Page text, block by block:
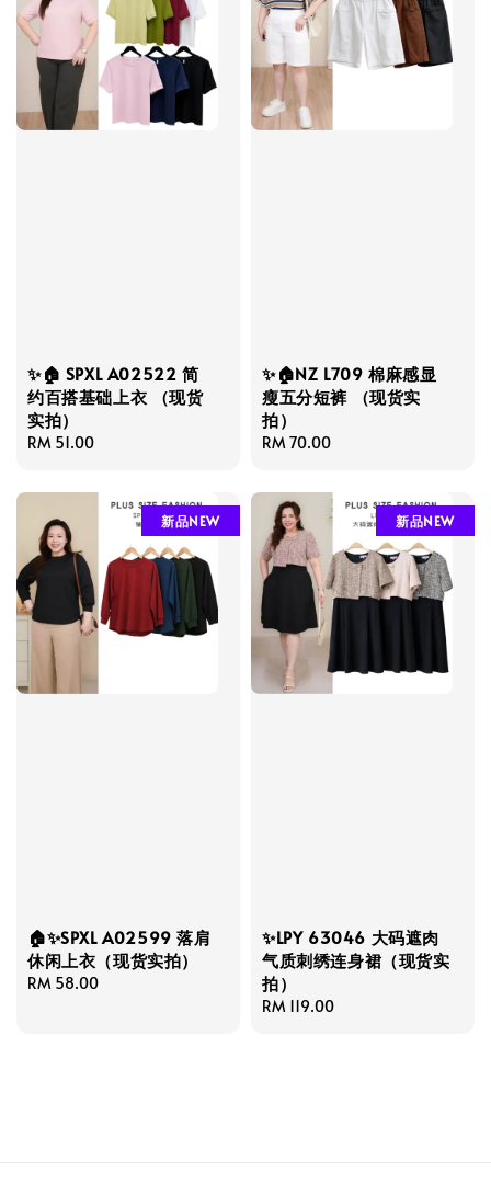
✨🏠 SPXL A02522 简
约百搭基础上衣 （现货
实拍）
Regular
RM 51.00
✨🏠NZ L709 棉麻感显
瘦五分短裤 （现货实
拍）
Regular
RM 70.00
新品NEW
🏠✨SPXL A02599 落肩
休闲上衣（现货实拍）
Regular
RM 58.00
新品NEW
✨LPY 63046 大码遮肉
气质刺绣连身裙（现货实
拍）
Regular
RM 119.00